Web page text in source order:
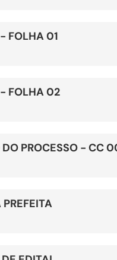
FOLHA 01
FOLHA 02
DO PROCESSO - CC